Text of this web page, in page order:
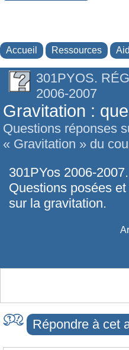
Accueil Ressources
301PYOS.
2006-2007
Gravitation :
Questions réponses
« Gravitation » du
301PYos 2006-
Questions posées
sur la gravitation.
Répondre à cet